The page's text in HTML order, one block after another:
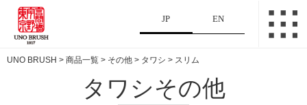
JP EN
UNO BRUSH > 商品一覧 > その他 > タワシ > スリム
タワシその他